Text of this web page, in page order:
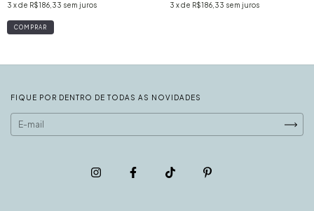
3 x de R$186,33 sem juros
3 x de R$186,33 sem juros
FIQUE POR DENTRO DE TODAS AS NOVIDADES